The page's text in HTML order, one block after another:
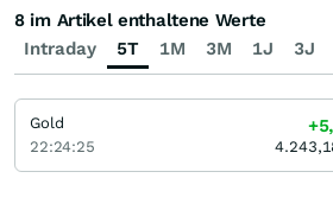
Intraday 5T 1M 3M 1J 3J
8 im Artikel enthaltene Werte
Gold
22:24:25